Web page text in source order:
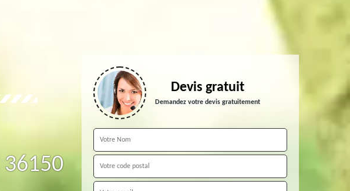
36150
Devis gratuit
Demandez votre devis gratuitement